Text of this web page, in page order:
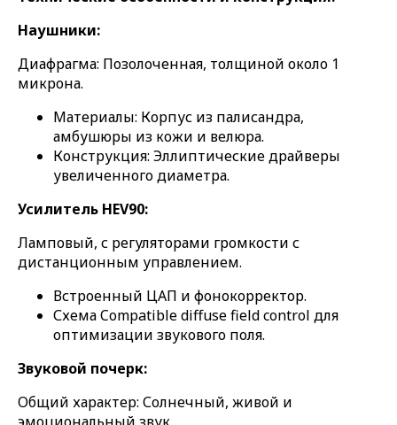
Наушники:
Диафрагма: Позолоченная, толщиной около 1
микрона.
Материалы: Корпус из палисандра,
амбушюры из кожи и велюра.
Конструкция: Эллиптические драйверы
увеличенного диаметра.
Усилитель HEV90:
Ламповый, с регуляторами громкости с
дистанционным управлением.
Встроенный ЦАП и фонокорректор.
Схема Compatible diffuse field control для
оптимизации звукового поля.
Звуковой почерк:
Общий характер: Солнечный, живой и